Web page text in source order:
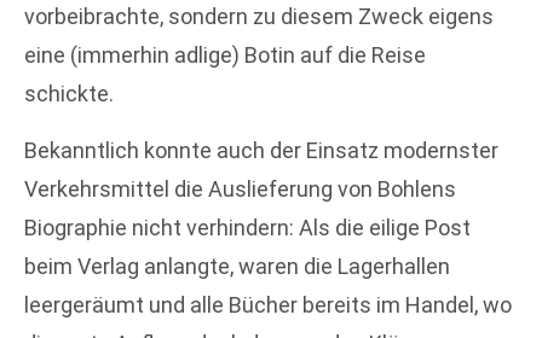
vorbeibrachte, sondern zu diesem Zweck eigens
eine (immerhin adlige) Botin auf die Reise
schickte.
Bekanntlich konnte auch der Einsatz modernster
Verkehrsmittel die Auslieferung von Bohlens
Biographie nicht verhindern: Als die eilige Post
beim Verlag anlangte, waren die Lagerhallen
leergeräumt und alle Bücher bereits im Handel, wo